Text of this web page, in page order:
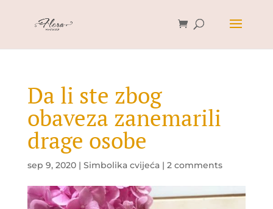
Da li ste zbog
obaveza zanemarili
drage osobe
sep 9, 2020| Simbolika cvijeća| 2 comments